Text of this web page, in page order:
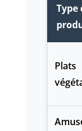
Type
Plats